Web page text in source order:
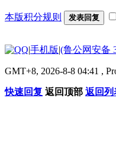
本版积分规则 发表回复
|手机版|(鲁公网安备
GMT+8, 2026-8-8 04:41 ,
快速回复 返回顶部 返回列